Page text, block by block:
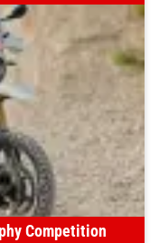
Competition